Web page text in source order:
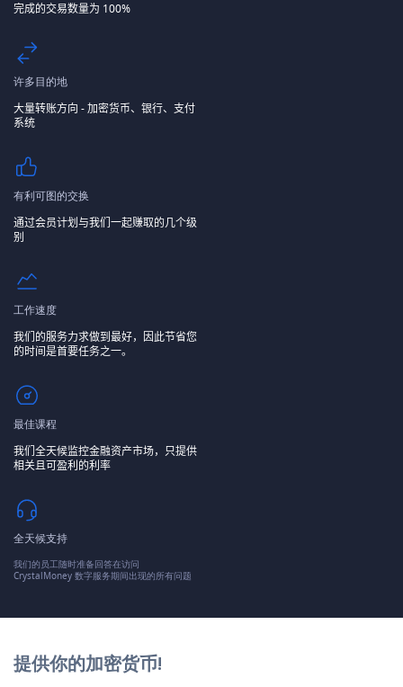
完成的交易数量为 100%
许多目的地
大量转账方向 - 加密货币、银行、支付
系统
有利可图的交换
通过会员计划与我们一起赚取的几个级
别
工作速度
我们的服务力求做到最好，因此节省您
的时间是首要任务之一。
最佳课程
我们全天候监控金融资产市场，只提供
相关且可盈利的利率
全天候支持
我们的员工随时准备回答在访问
CrystalMoney 数字服务期间出现的所有问题
提供你的加密货币!